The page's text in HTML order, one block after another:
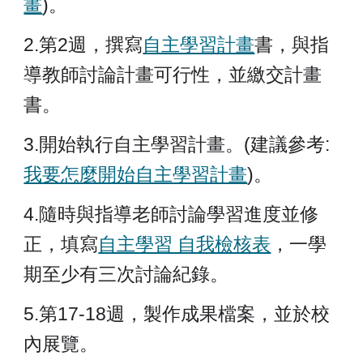
畫)。
2.第2週，撰寫自主學習計畫書，與指
導教師討論計畫可行性，並繳交計畫
書。
3.開始執行自主學習計畫。(建議參考:
我要怎麼開始自主學習計畫)。
4.隨時與指導老師討論學習進度並修
正，填寫自主學習 自我檢核表 ，一學
期至少有三次討論紀錄。
5.第17-18週，製作成果檔案，並於校
內展覽。